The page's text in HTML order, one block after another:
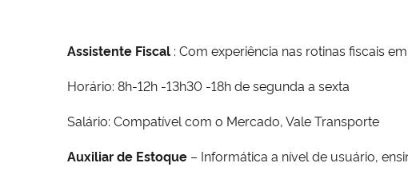
Assistente Fiscal : Com experiência nas rotinas fiscais
Horário: 8h-12h -13h30 -18h de segunda a sexta
Salário: Compatível com o Mercado, Vale Transporte
Auxiliar de Estoque – Informática a nível de usuário,